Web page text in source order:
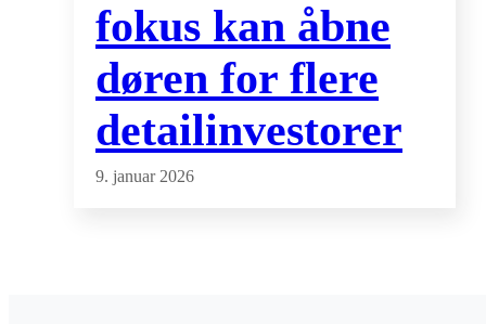
fokus kan åbne
døren for flere
detailinvestorer
9. januar 2026